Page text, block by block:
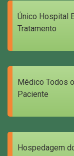
Único Hospital
Tratamento
Médico Todos
Paciente
Hospedagem